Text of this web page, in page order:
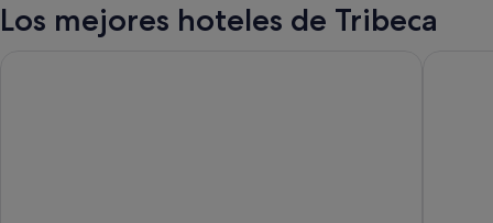
Los mejores hoteles de Tribeca